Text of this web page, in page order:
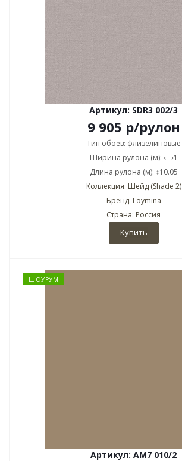
Артикул: SDR3 002/3
9 905 р/рулон
Тип обоев: флизелиновые
Ширина рулона (м): ⟷1
Длина рулона (м): ↕10.05
Коллекция: Шейд (Shade 2)
Бренд: Loymina
Страна: Россия
Купить
ШОУРУМ
Артикул: AM7 010/2